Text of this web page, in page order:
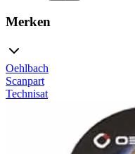
Merken
Oehlbach
Scanpart
Technisat